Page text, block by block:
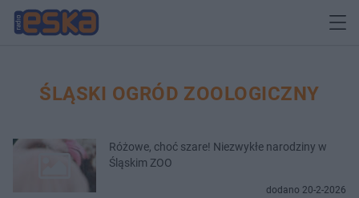
ŚLĄSKI OGRÓD ZOOLOGICZNY
Różowe, choć szare! Niezwykłe narodziny w
Śląskim ZOO
dodano 20-2-2026